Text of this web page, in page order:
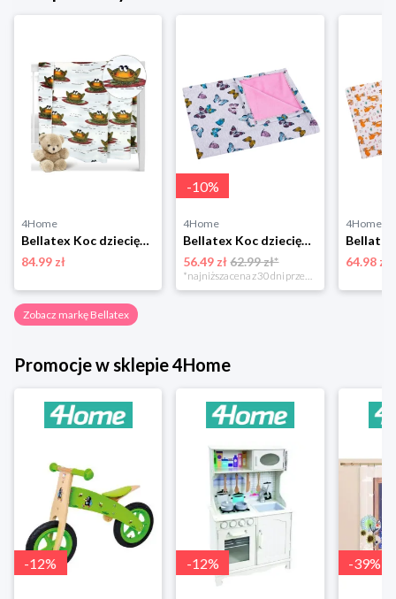
4Home
Bellatex Koc dziecięcy Ella Żaba, 100 x 150 cm
84.99 zł
-10%
4Home
Bellatex Koc dziecięcy Bára Butterfly różowy, 75 x 100 cm
56.49 zł 62.99 zł*
*najniższa cena z 30 dni przed obniżką
4Home
64.98 zł
Zobacz markę Bellatex
Promocje w sklepie 4Home
-12% -12% -39%